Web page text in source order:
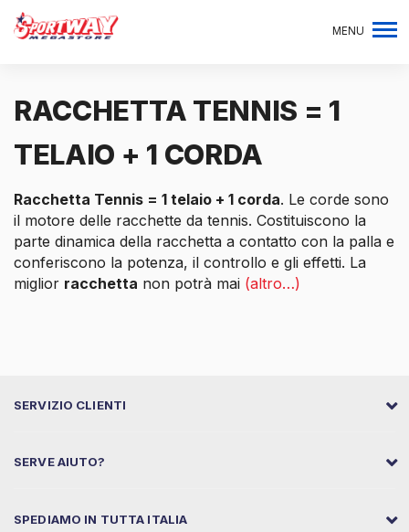
MENU
RACCHETTA TENNIS = 1
TELAIO + 1 CORDA
Racchetta Tennis = 1 telaio + 1 corda. Le corde sono
il motore delle racchette da tennis. Costituiscono la
parte dinamica della racchetta a contatto con la palla e
conferiscono la potenza, il controllo e gli effetti. La
miglior racchetta non potrà mai (altro…)
SERVIZIO CLIENTI
SERVE AIUTO?
SPEDIAMO IN TUTTA ITALIA